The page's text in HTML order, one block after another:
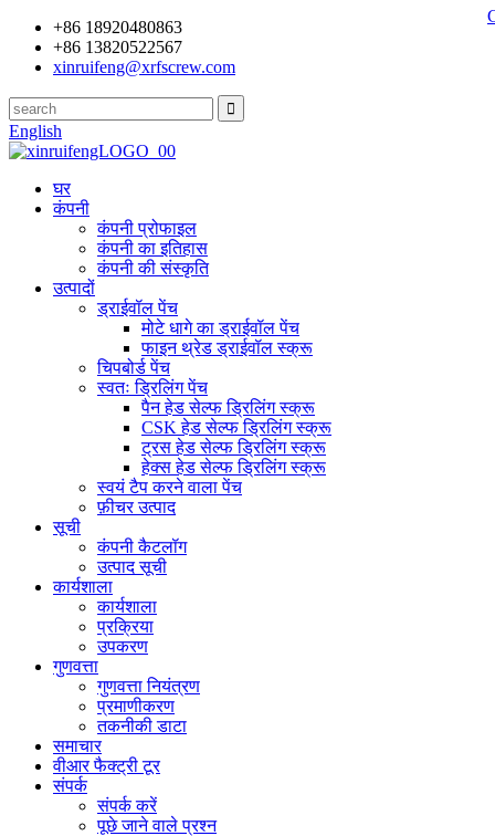
+86 18920480863
+86 13820522567
xinruifeng@xrfscrew.com
English
घर
कंपनी
कंपनी प्रोफाइल
कंपनी का इतिहास
कंपनी की संस्कृति
उत्पादों
ड्राईवॉल पेंच
मोटे धागे का ड्राईवॉल पेंच
फाइन थ्रेड ड्राईवॉल स्क्रू
चिपबोर्ड पेंच
स्वतः ड्रिलिंग पेंच
पैन हेड सेल्फ ड्रिलिंग स्क्रू
CSK हेड सेल्फ ड्रिलिंग स्क्रू
ट्रस हेड सेल्फ ड्रिलिंग स्क्रू
हेक्स हेड सेल्फ ड्रिलिंग स्क्रू
स्वयं टैप करने वाला पेंच
फ़ीचर उत्पाद
सूची
कंपनी कैटलॉग
उत्पाद सूची
कार्यशाला
कार्यशाला
प्रक्रिया
उपकरण
गुणवत्ता
गुणवत्ता नियंत्रण
प्रमाणीकरण
तकनीकी डाटा
समाचार
वीआर फैक्ट्री टूर
संपर्क
संपर्क करें
पूछे जाने वाले प्रश्न